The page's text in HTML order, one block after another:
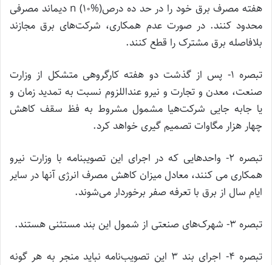
هفته مصرف برق خود را در حد ده درصn (۱۰%) دیماند مصرفی
محدود کنند. در صورت عدم همکاری، شرکت‌های برق مجازند
بلافاصله برق مشترک را قطع کنند.
تبصره ۱- پس از گذشت دو هفته کارگروهی متشکل از وزارت
صنعت، معدن و تجارت و نیرو عنداللزوم نسبت به تمدید زمان و
یا جابه جایی شرکت‌هیا مشمول مشروط به فظ سقف کاهش
چهار هزار مگاوات تصمیم گیری خواهد کرد.
تبصره ۲- واحدهایی که در اجرای این تصویبنامه با وزارت نیرو
همکاری می کنند، معادل میزان کاهش مصرف انرژی آنها در سایر
ایام سال از برق با تعرفه صفر برخوردار می‌شوند.
تبصره ۳- شهرک‌های صنعتی از شمول این بند مستثنی هستند.
تبصره ۴- اجرای بند ۳ این تصویب‌نامه نباید منجر به هر گونه